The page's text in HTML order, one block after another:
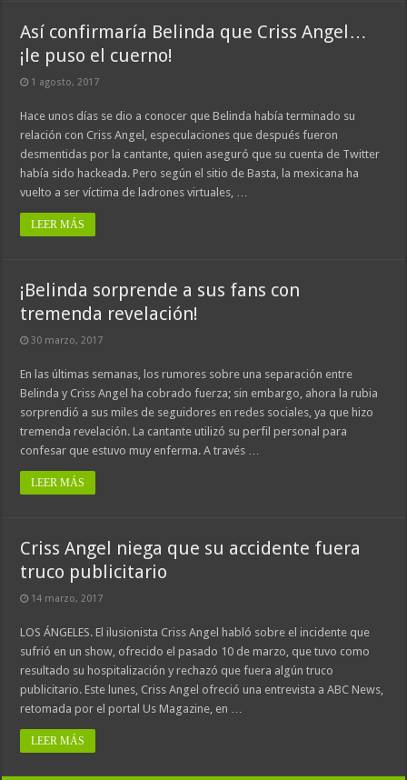
Así confirmaría Belinda que Criss Angel…
¡le puso el cuerno!
1 agosto, 2017
Hace unos días se dio a conocer que Belinda había terminado su
relación con Criss Angel, especulaciones que después fueron
desmentidas por la cantante, quien aseguró que su cuenta de Twitter
había sido hackeada. Pero según el sitio de Basta, la mexicana ha
vuelto a ser víctima de ladrones virtuales, …
LEER MÁS
¡Belinda sorprende a sus fans con
tremenda revelación!
30 marzo, 2017
En las últimas semanas, los rumores sobre una separación entre
Belinda y Criss Angel ha cobrado fuerza; sin embargo, ahora la rubia
sorprendió a sus miles de seguidores en redes sociales, ya que hizo
tremenda revelación. La cantante utilizó su perfil personal para
confesar que estuvo muy enferma. A través …
LEER MÁS
Criss Angel niega que su accidente fuera
truco publicitario
14 marzo, 2017
LOS ÁNGELES. El ilusionista Criss Angel habló sobre el incidente que
sufrió en un show, ofrecido el pasado 10 de marzo, que tuvo como
resultado su hospitalización y rechazó que fuera algún truco
publicitario. Este lunes, Criss Angel ofreció una entrevista a ABC News,
retomada por el portal Us Magazine, en …
LEER MÁS